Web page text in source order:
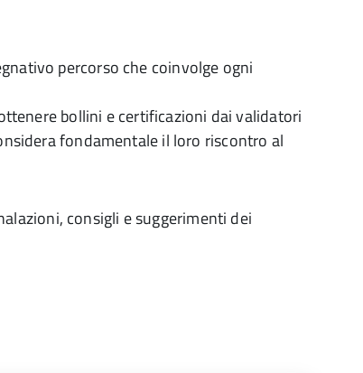
percorso che coinvolge ogni
bollini e certificazioni dai validatori
fondamentale il loro riscontro al
consigli e suggerimenti dei